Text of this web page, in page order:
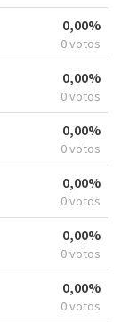
0,00%
0 votos
0,00%
0 votos
0,00%
0 votos
0,00%
0 votos
0,00%
0 votos
0,00%
0 votos